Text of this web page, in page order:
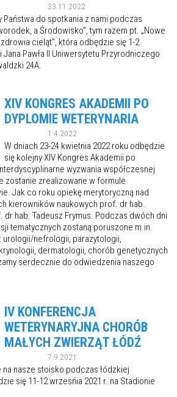
23.11.2022
do spotkania z nami podczas
a Środowisko”, tym razem pt. „Nowe
cieląt”, która odbędzie się 1-2
Jana Pawła II Uniwersytetu Przyrodniczego
24A.
XIV KONGRES AKADEMII PO
DYPLOMIE WETERYNARIA
1.4.2022
W dniach 23-24 kwietnia 2022 roku odbędzie
się kolejny XIV Kongres Akademii po
wyzwania współczesnej
zostanie zrealizowane w formule
Jak co roku opiekę merytoryczną nad
kierowników naukowych prof. dr hab.
dr hab. Tadeusz Frymus. Podczas dwóch dni
tematycznych zostaną poruszone m.in.
urologii/nefrologii, parazytologii,
dermatologii, chorób genetycznych
serdecznie do odwiedzenia naszego
IV KONFERENCJA
WETERYNARYJNA CHORÓB
MAŁYCH ZWIERZĄT ŁÓDŹ
7.9.2021
nasze stoisko podczas łódzkiej
się 11-12 wrzesńia 2021 r. na Stadionie